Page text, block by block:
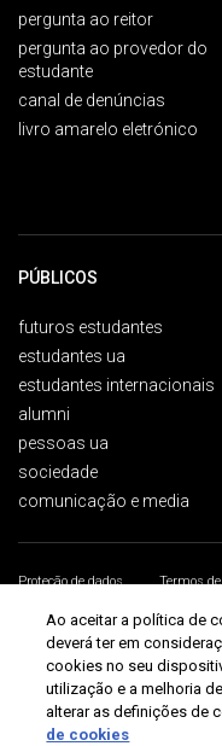
pergunta ao reitor
pergunta ao provedor do
estudante
canal de denúncias
livro amarelo eletrónico
PÚBLICOS
futuros estudantes
estudantes ua
estudantes internacionais
alumni
pessoas ua
sociedade
comunicação e media
Proteção de dados Termos
Universidade de Aveiro 2026
Ao aceitar a política de
deverá ter em
cookies no seu
utilização e a melhoria
alterar as definições de
de cookies